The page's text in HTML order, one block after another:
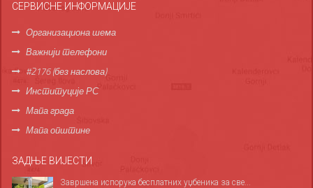
СЕРВИСНЕ ИНФОРМАЦИЈЕ
Организациона шема
Важнији телефони
#2176 (без наслова)
Институције РС
Мапа града
Мапа општине
ЗАДЊЕ ВИЈЕСТИ
Завршена испорука бесплатних уџбеника за све...